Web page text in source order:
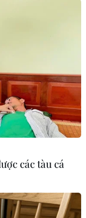
suýt
các tàu cá